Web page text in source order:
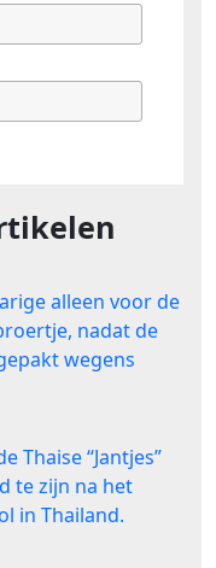
alleen voor de
nadat de
wegens
Thaise “Jantjes”
te zijn na het
in Thailand.